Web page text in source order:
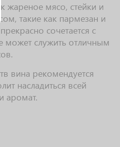
жареное мясо, стейки и
такие как пармезан и
сочетается с
может служить отличным
вина рекомендуется
насладиться всей
аромат.